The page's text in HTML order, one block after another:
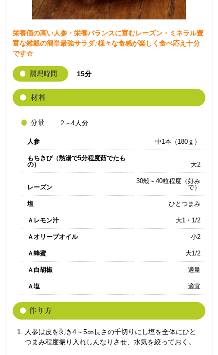
栄養価の高い人参・栄養バランスに富むレーズン・ミネラル豊
富な雑穀の簡単最強サラダ♪様々な食感が楽しく食べ応え十分
です☆
15分
2～4人分
人参 中1本（180ｇ）
もちきび（熱湯で5分程度茹でたも
の）
大2
レーズン
30殻～40粒程度（好み
で）
塩 ひとつまみ
Ａレモン汁 大1・1/2
Ａオリーブオイル 小2
Ａ蜂蜜 大1/2
Ａ白胡椒 適量
Ａ塩 適宜
人参は皮を剥き4～5㎝長さの千切りにし塩を全体にひと
つまみ程度振り入れしんなりさせ、水気を絞っておく。